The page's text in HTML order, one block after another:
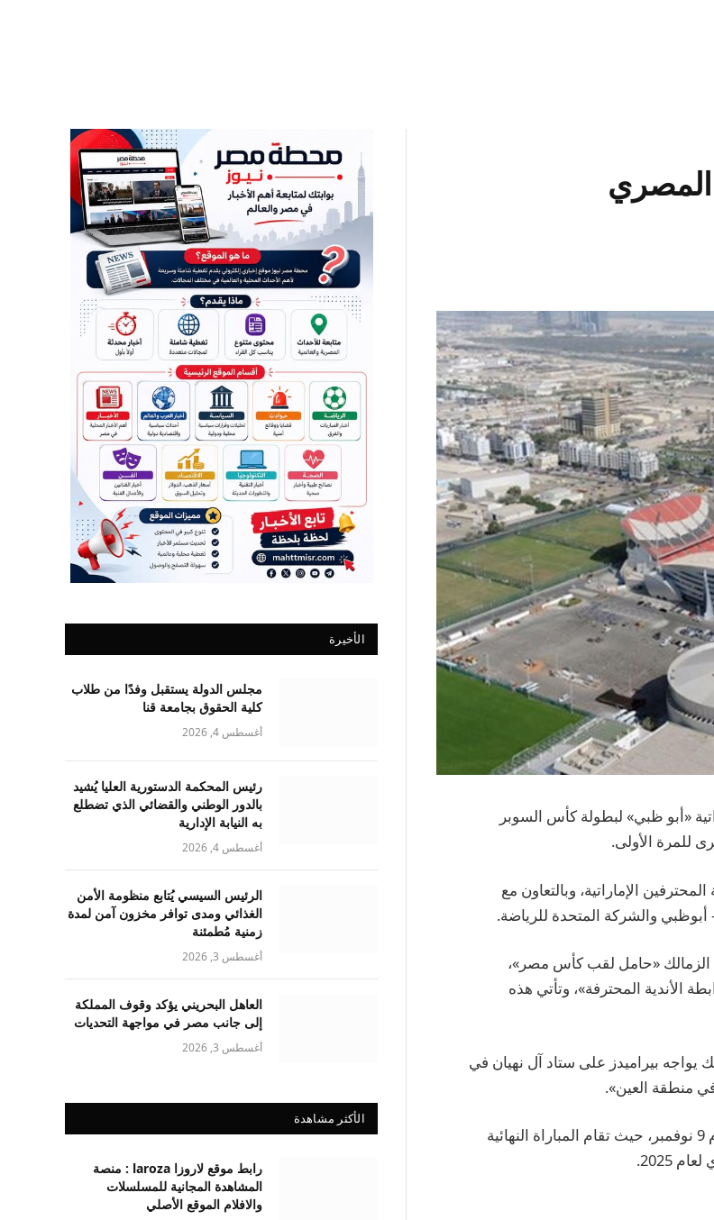
«أبو ظبي» لبطولة كأس السوبر
2025، بتنظيم من رابطة المحترفين الإماراتية، وبالتعاون مع
أبوظبي والشركة المتحدة للرياضة.
الزمالك «حامل لقب كأس مصر»،
الأندية المحترفة»، وتأتي هذه
«الزمالك يواجه بيراميدز على ستاد آل نهيان في
منطقة العين».
المباراة النهائية ومباراة تحديد المركزين الثالث والرابع ستقامان يوم 9 نوفمبر، حيث تقام المباراة النهائية
2025.
الأخيرة
مجلس الدولة يستقبل وفدًا من طلاب
كلية الحقوق بجامعة قنا
أغسطس 4, 2026
رئيس المحكمة الدستورية العليا يُشيد
بالدور الوطني والقضائي الذي تضطلع
به النيابة الإدارية
أغسطس 4, 2026
الرئيس السيسي يُتابع منظومة الأمن
الغذائي ومدى توافر مخزون آمن لمدة
زمنية مُطمئنة
أغسطس 3, 2026
العاهل البحريني يؤكد وقوف المملكة
إلى جانب مصر في مواجهة التحديات
أغسطس 3, 2026
الأكثر مشاهدة
رابط موقع لاروزا laroza : منصة
المشاهدة المجانية للمسلسلات
والافلام الموقع الأصلي